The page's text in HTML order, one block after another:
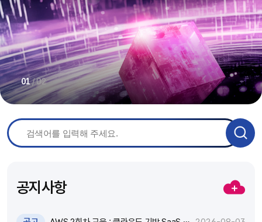
01/02
공지사항